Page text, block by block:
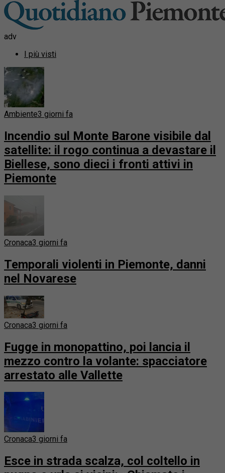
adv
I più visti
Ambiente3 giorni fa
Incendio sul Monte Barone visibile dal
satellite: il rogo continua a devastare il
Biellese, sono dieci i fronti attivi in
Piemonte
Cronaca3 giorni fa
Temporali violenti in Piemonte, danni
nel Novarese
Cronaca3 giorni fa
Fugge in monopattino, poi lancia il
mezzo contro la volante: spacciatore
arrestato alle Vallette
Cronaca3 giorni fa
Esce in strada scalza, col coltello in